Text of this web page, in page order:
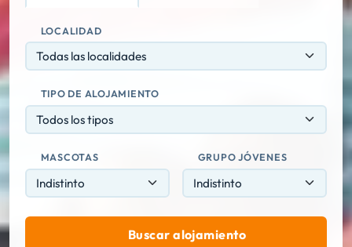
LOCALIDAD
Todas las localidades
TIPO DE ALOJAMIENTO
Todos los tipos
MASCOTAS GRUPO JÓVENES
Buscar alojamiento